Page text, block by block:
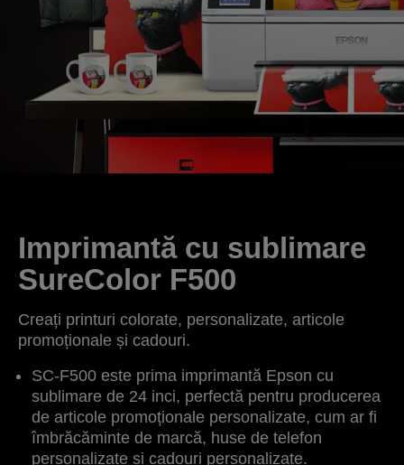
Imprimantă cu sublimare
SureColor F500
Creați printuri colorate, personalizate, articole
promoționale și cadouri.
SC-F500 este prima imprimantă Epson cu
sublimare de 24 inci, perfectă pentru producerea
de articole promoționale personalizate, cum ar fi
îmbrăcăminte de marcă, huse de telefon
personalizate și cadouri personalizate.